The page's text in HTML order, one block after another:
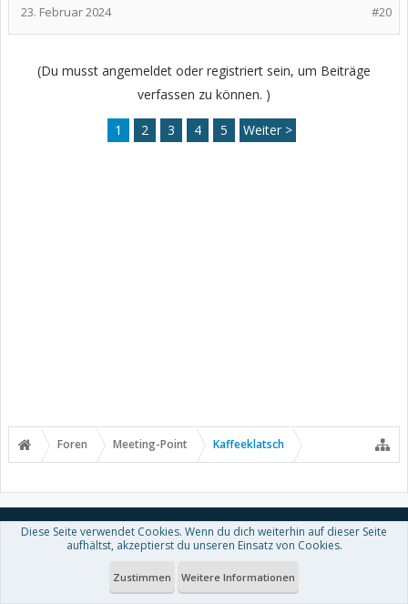
#20
23. Februar 2024
(Du musst angemeldet oder registriert sein, um Beiträge
verfassen zu können. )
1 2 3 4 5 Weiter >
Foren Meeting-Point Kaffeeklatsch
Kontakt Hilfe Nutzungsbedingungen
Datenschutzerklärung
Diese Seite verwendet Cookies. Wenn du dich weiterhin auf dieser Seite
aufhältst, akzeptierst du unseren Einsatz von Cookies.
Zustimmen Weitere Informationen